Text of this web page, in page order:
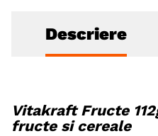
Descriere
Vitakraft Fructe
fructe si cereale